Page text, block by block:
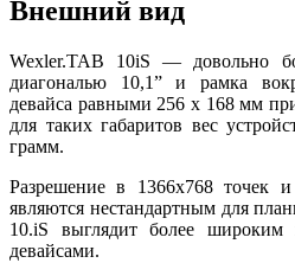
Внешний вид
Wexler.TAB 10iS — довольно
диагональю 10,1” и рамка
девайса равными 256 х 168 мм
для таких габаритов вес
грамм.
Разрешение в 1366х768 точек
являются нестандартным для
10.iS выглядит более
девайсами.